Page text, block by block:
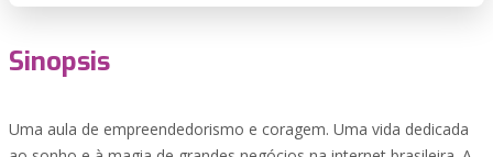
Sinopsis
Uma aula de empreendedorismo e coragem. Uma vida dedicada